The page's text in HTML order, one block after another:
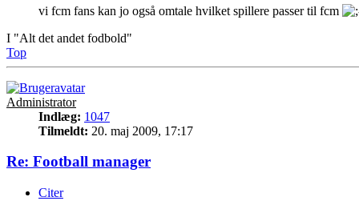
vi fcm fans kan jo også omtale hvilket spillere passer til fcm
I "Alt det andet fodbold"
Top
Administrator
Indlæg: 1047
Tilmeldt: 20. maj 2009, 17:17
Re: Football manager
Citer